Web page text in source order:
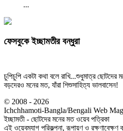
...
ফেসবুকে ইচ্ছামতীর বন্ধুরা
চুপিচুপি একটা কথা বলে রাখি...শুধুমাত্র
বড়দেরও মনের মত, যাঁরা শিশুসাহিত্য ভালবাসেন!
© 2008 - 2026
Ichchhamoti-Bangla/Bengali Web
ইচ্ছামতী - ছোটদের মনের মত ওয়েব পত্রিকা
এই ওয়েবম্যাগ পরিকল্পনা, রূপায়ণ ও রক্ষণাবেক্ষণ